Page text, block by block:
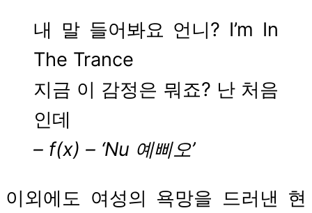
내 말 들어봐요 언니? I’m In
The Trance
지금 이 감정은 뭐죠? 난 처음
인데
– f(x) – ‘Nu 예삐오’
이외에도 여성의 욕망을 드러낸 현